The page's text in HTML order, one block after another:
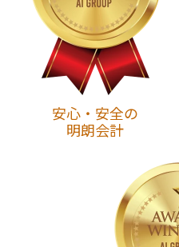
安心・安全の
明朗会計